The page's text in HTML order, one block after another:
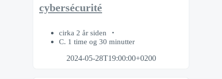
cybersécurité
cirka 2 år siden
C. 1 time og 30 minutter
2024-05-28T19:00:00+0200